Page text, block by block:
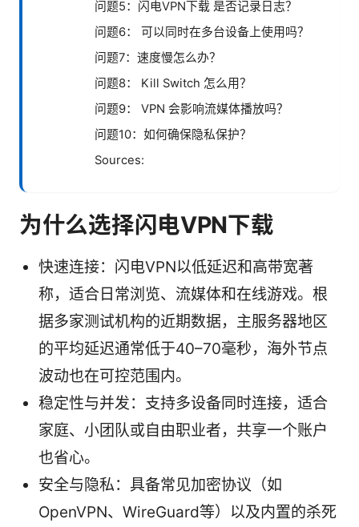
问题5：闪电VPN下载 是否记录日志？
问题6： 可以同时在多台设备上使用吗？
问题7：速度慢怎么办？
问题8： Kill Switch 怎么用？
问题9： VPN 会影响流媒体播放吗？
问题10：如何确保隐私保护？
Sources:
为什么选择闪电VPN下载
快速连接：闪电VPN以低延迟和高带宽著
称，适合日常浏览、流媒体和在线游戏。根
据多家测试机构的近期数据，主服务器地区
的平均延迟通常低于40–70毫秒，海外节点
波动也在可控范围内。
稳定性与并发：支持多设备同时连接，适合
家庭、小团队或自由职业者，共享一个账户
也省心。
安全与隐私：具备常见加密协议（如
OpenVPN、WireGuard等）以及内置的杀死